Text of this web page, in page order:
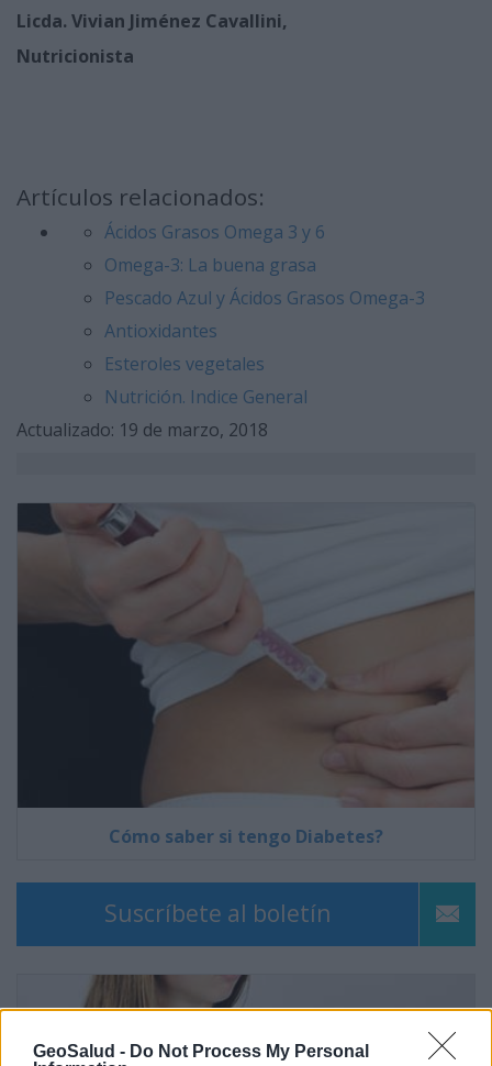
GeoSalud - Do Not Process My Personal
Licda. Vivian Jiménez Cavallini,
Nutricionista
Artículos relacionados:
Ácidos Grasos Omega 3 y 6
Omega-3: La buena grasa
Pescado Azul y Ácidos Grasos Omega-3
Antioxidantes
Esteroles vegetales
Nutrición. Indice General
Actualizado: 19 de marzo, 2018
Cómo saber si tengo Diabetes?
Suscríbete al boletín